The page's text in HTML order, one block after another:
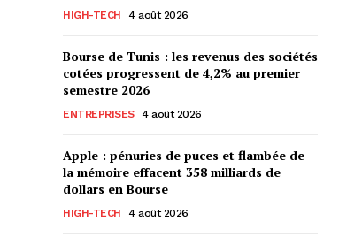
HIGH-TECH 4 août 2026
Bourse de Tunis : les revenus des sociétés
cotées progressent de 4,2% au premier
semestre 2026
ENTREPRISES 4 août 2026
Apple : pénuries de puces et flambée de
la mémoire effacent 358 milliards de
dollars en Bourse
HIGH-TECH 4 août 2026